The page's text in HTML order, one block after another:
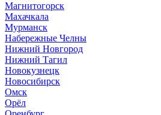
Магнитогорск
Махачкала
Мурманск
Набережные Челны
Нижний Новгород
Нижний Тагил
Новокузнецк
Новосибирск
Омск
Орёл